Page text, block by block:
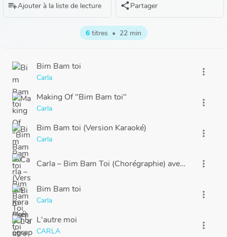
playlist_addAjouter à la liste de lecture sharePartager
6 titres • 22 min
Bim Bam toi
Carla
more_vert
Making Of "Bim Bam toi"
Carla
more_vert
Bim Bam toi (Version Karaoké)
Carla
more_vert
Carla – Bim Bam Toi (Chorégraphie) avec Albane &
more_vert
Bim Bam toi
Carla
more_vert
L'autre moi
CARLA
more_vert